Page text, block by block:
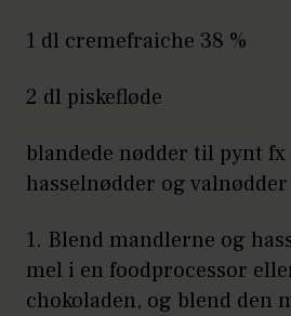
1 dl cremefraiche 38 %
2 dl piskefløde
blandede nødder til pynt
hasselnødder og valnødder
1. Blend mandlerne og
mel i en foodprocessor
chokoladen, og blend den